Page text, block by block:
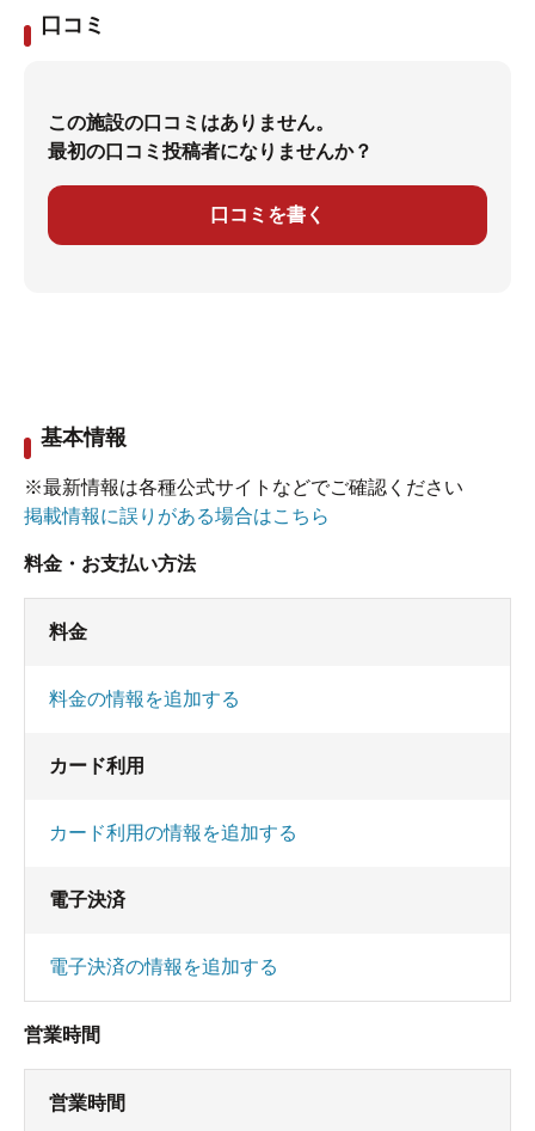
口コミ
この施設の口コミはありません。
最初の口コミ投稿者になりませんか？
口コミを書く
基本情報
※最新情報は各種公式サイトなどでご確認ください
掲載情報に誤りがある場合はこちら
料金・お支払い方法
料金
料金の情報を追加する
カード利用
カード利用の情報を追加する
電子決済
電子決済の情報を追加する
営業時間
営業時間